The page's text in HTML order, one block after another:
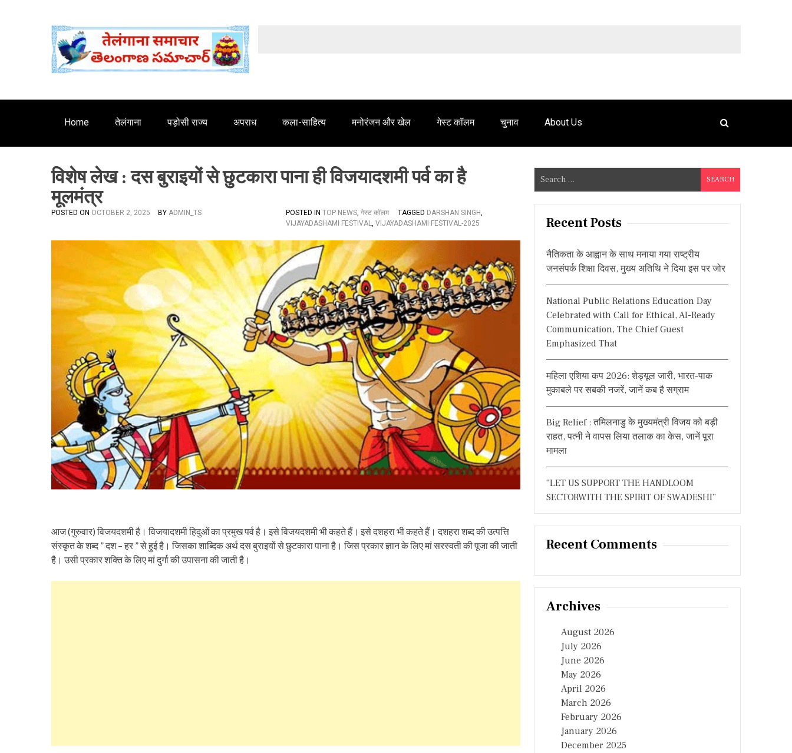
e
Home तेलंगाना पड़ोसी राज्य अपराध कला-साहित्य मनोरंजन और खेल गेस्ट कॉलम चुनाव About Us
विशेष लेख : दस बुराइयों से छुटकारा पाना ही विजयादशमी पर्व का है
मूलमंत्र
POSTED ON OCTOBER 2, 2025 BY ADMIN_TS POSTED IN TOP NEWS, गेस्ट कॉलम TAGGED DARSHAN SINGH,
VIJAYADASHAMI FESTIVAL, VIJAYADASHAMI FESTIVAL-2025
आज (गुरुवार) विजयदशमी है। विजयादशमी हिदुओं का प्रमुख पर्व है। इसे विजयदशमी भी कहते हैं। इसे दशहरा भी कहते हैं। दशहरा शब्द की उत्पत्ति
संस्कृत के शब्द ” दश – हर ” से हुई है। जिसका शाब्दिक अर्थ दस बुराइयों से छुटकारा पाना है। जिस प्रकार ज्ञान के लिए मां सरस्वती की पूजा की जाती
है। उसी प्रकार शक्ति के लिए मां दुर्गा की उपासना की जाती है।
e
a
Recent Posts
नैतिकता के आह्वान के साथ मनाया गया राष्ट्रीय
जनसंपर्क शिक्षा दिवस, मुख्य अतिथि ने दिया इस पर जोर
National Public Relations Education Day
Celebrated with Call for Ethical, AI-Ready
Communication, The Chief Guest
Emphasized That
महिला एशिया कप 2026: शेड्यूल जारी, भारत-पाक
मुकाबले पर सबकी नजरें, जानें कब है सग्राम
Big Relief : तमिलनाडु के मुख्यमंत्री विजय को बड़ी
राहत, पत्नी ने वापस लिया तलाक का केस, जानें पूरा
मामला
“LET US SUPPORT THE HANDLOOM
SECTORWITH THE SPIRIT OF SWADESHI”
Recent Comments
Archives
August 2026
July 2026
June 2026
May 2026
April 2026
March 2026
February 2026
January 2026
December 2025